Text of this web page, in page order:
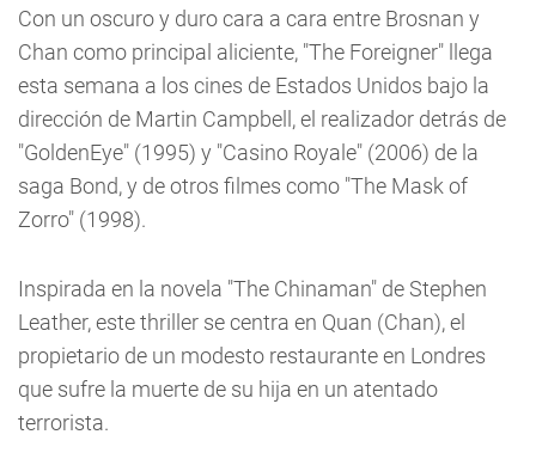
Con un oscuro y duro cara a cara entre Brosnan y
Chan como principal aliciente, "The Foreigner" llega
esta semana a los cines de Estados Unidos bajo la
dirección de Martin Campbell, el realizador detrás de
"GoldenEye" (1995) y "Casino Royale" (2006) de la
saga Bond, y de otros filmes como "The Mask of
Zorro" (1998).
Inspirada en la novela "The Chinaman" de Stephen
Leather, este thriller se centra en Quan (Chan), el
propietario de un modesto restaurante en Londres
que sufre la muerte de su hija en un atentado
terrorista.